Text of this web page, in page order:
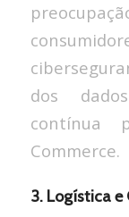
dos
contínua
Commerce.
3. Logística e